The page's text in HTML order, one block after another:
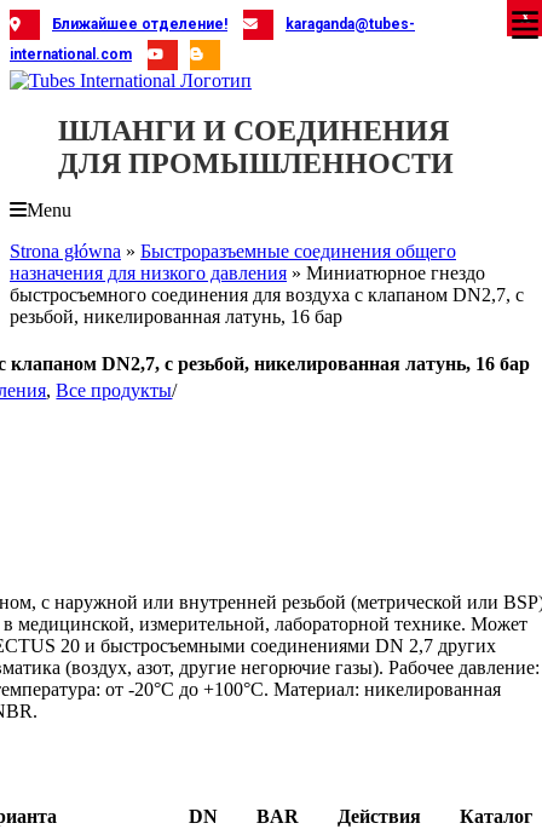
Skip
to
content
Ближайшее отделение!
karaganda@tubes-
international.com
ШЛАНГИ И СОЕДИНЕНИЯ
ДЛЯ ПРОМЫШЛЕННОСТИ
Menu
Strona główna » Быстроразъемные соединения общего
назначения для низкого давления » Миниатюрное гнездо
быстросъемного соединения для воздуха с клапаном DN2,7, с
резьбой, никелированная латунь, 16 бар
DN2,7, с резьбой, никелированная латунь, 16 бар
,Все продукты/
с наружной или внутренней резьбой (метрической или
медицинской, измерительной, лабораторной технике. Может
20 и быстросъемными соединениями DN 2,7 других
(воздух, азот, другие негорючие газы). Рабочее давление:
от -20°C до +100°C. Материал: никелированная
DN BAR Действия Каталог
X
X
X
X
X
X
X
X
X
X
X
X
X
X
X
X
X
X
X